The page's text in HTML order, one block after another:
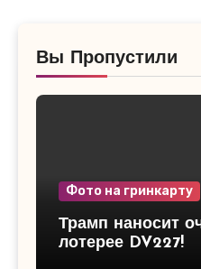
Вы Пропустили
Фото на гринкарту
Трамп наносит
лотерее DV227!